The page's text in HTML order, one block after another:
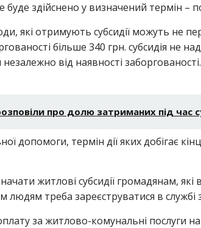
здійснено у визначений термін –
які отримують субсидії можуть не
більше 340 грн. субсидія не
від наявності
про долю затриманих під час
допомоги, термін дії яких добігає
житлові субсидії громадянам, які
треба зареєструватися в службі
за житлово-комунальні послуги